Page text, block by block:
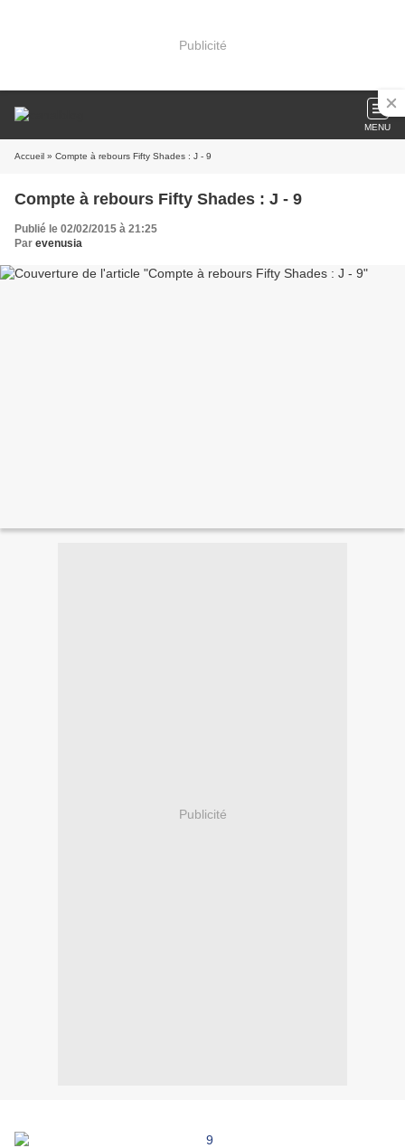
Publicité
MENU
Accueil » Compte à rebours Fifty Shades : J - 9
Compte à rebours Fifty Shades : J - 9
Publié le 02/02/2015 à 21:25
Par evenusia
Publicité